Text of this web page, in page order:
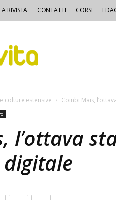
LA RIVISTA CONTATTI CORSI
colture estensive Combi Mais,
l’ottava